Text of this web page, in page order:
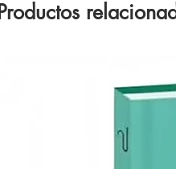
Productos